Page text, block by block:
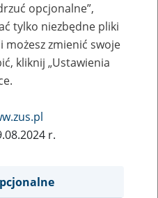
- zakładanie profili
firmy
opcjonalne”,
tylko niezbędne pliki
możesz zmienić swoje
kliknij „Ustawienia
r.